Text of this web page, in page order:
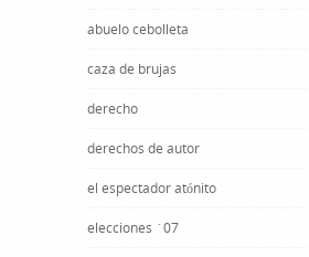
abuelo cebolleta
caza de brujas
derecho
derechos de autor
el espectador atónito
elecciones ´07